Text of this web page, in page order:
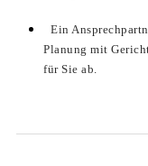
Ein
Planung mit
für Sie ab.